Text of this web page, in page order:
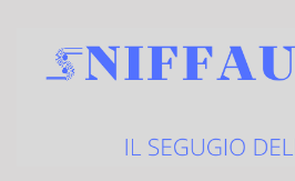
contenuto